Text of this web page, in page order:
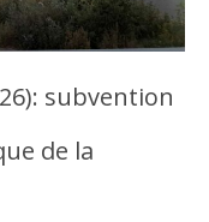
subvention
de la